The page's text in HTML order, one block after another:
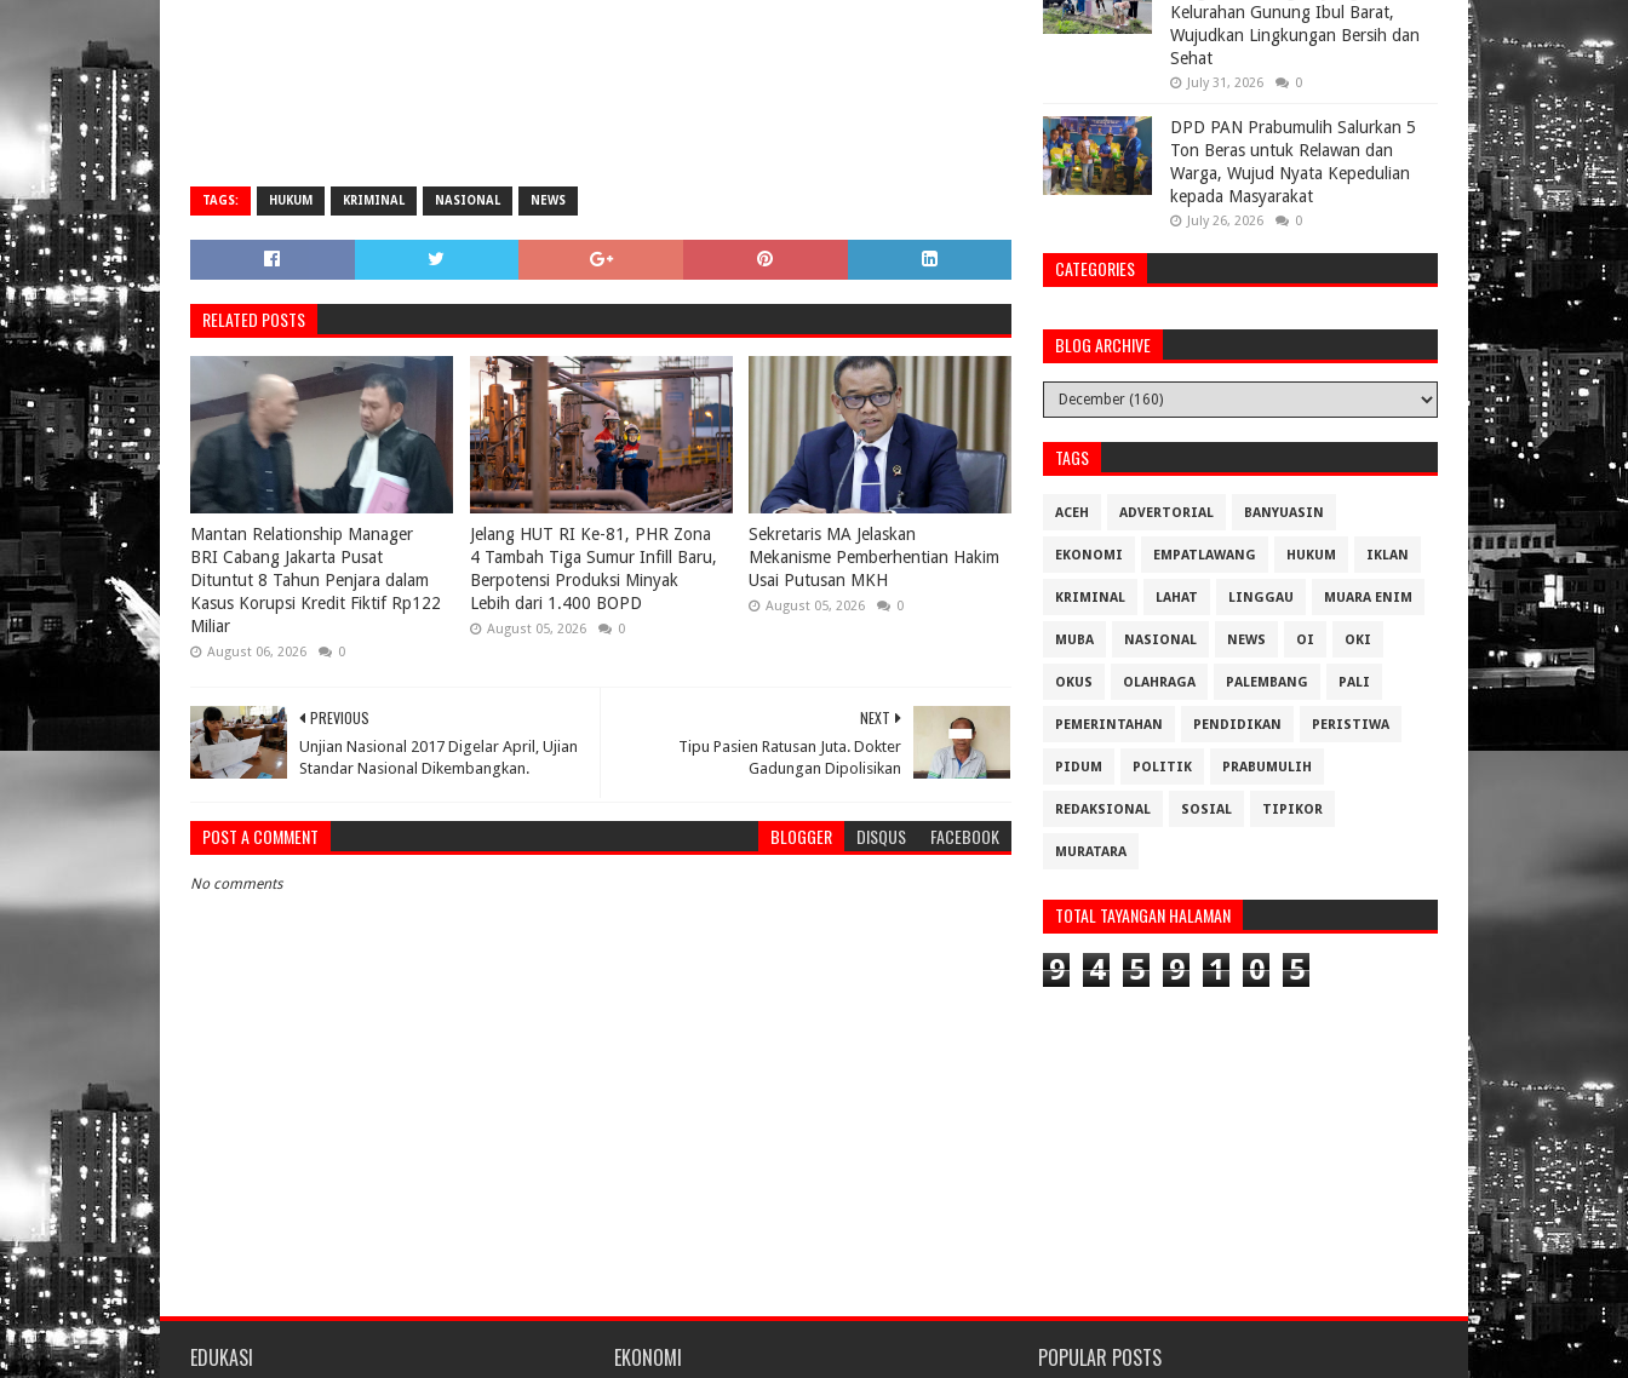
TAGS: HUKUM KRIMINAL NASIONAL NEWS
RELATED POSTS
Mantan Relationship Manager
BRI Cabang Jakarta Pusat
Dituntut 8 Tahun Penjara dalam
Kasus Korupsi Kredit Fiktif Rp122
Miliar
August 06, 2026 0
Jelang HUT RI Ke-81, PHR Zona
4 Tambah Tiga Sumur Infill Baru,
Berpotensi Produksi Minyak
Lebih dari 1.400 BOPD
August 05, 2026 0
Sekretaris MA Jelaskan
Mekanisme Pemberhentian Hakim
Usai Putusan MKH
August 05, 2026 0
NEXT
Tipu Pasien Ratusan Juta. Dokter
Gadungan Dipolisikan
PREVIOUS
Unjian Nasional 2017 Digelar April, Ujian
Standar Nasional Dikembangkan.
POST A COMMENT BLOGGER DISQUS FACEBOOK
No comments
Kelurahan Gunung Ibul Barat,
Wujudkan Lingkungan Bersih dan
Sehat
July 31, 2026 0
DPD PAN Prabumulih Salurkan 5
Ton Beras untuk Relawan dan
Warga, Wujud Nyata Kepedulian
kepada Masyarakat
July 26, 2026 0
CATEGORIES
BLOG ARCHIVE
TAGS
ACEH ADVERTORIAL BANYUASIN
EKONOMI EMPATLAWANG HUKUM IKLAN
KRIMINAL LAHAT LINGGAU MUARA ENIM
MUBA NASIONAL NEWS OI OKI
OKUS OLAHRAGA PALEMBANG PALI
PEMERINTAHAN PENDIDIKAN PERISTIWA
PIDUM POLITIK PRABUMULIH
REDAKSIONAL SOSIAL TIPIKOR
MURATARA
TOTAL TAYANGAN HALAMAN
9 4 5 9 1 0 5
EDUKASI EKONOMI POPULAR POSTS